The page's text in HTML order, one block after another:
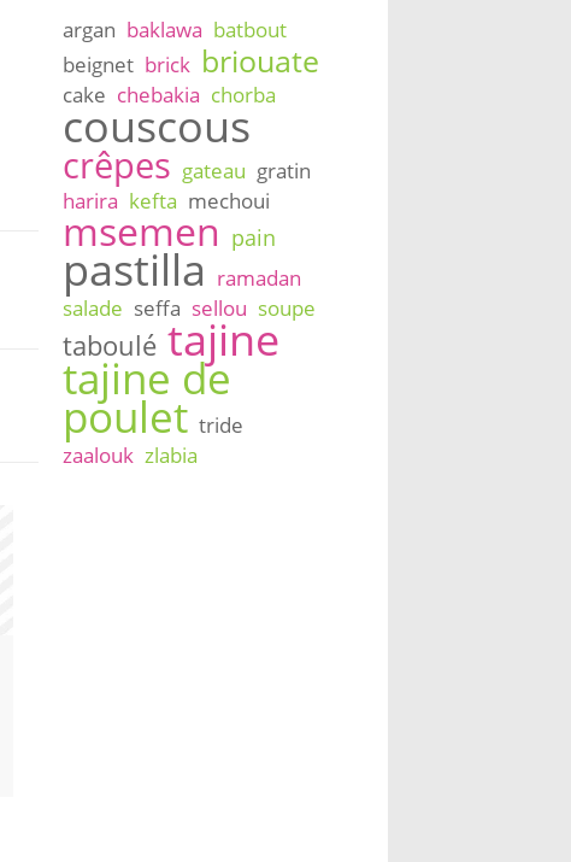
argan baklawa batbout
beignet brick briouate
cake chebakia chorba
couscous
crêpes gateau gratin
harira kefta mechoui
msemen pain
pastilla ramadan
salade seffa sellou soupe
taboulé tajine
tajine de
poulet tride
zaalouk zlabia